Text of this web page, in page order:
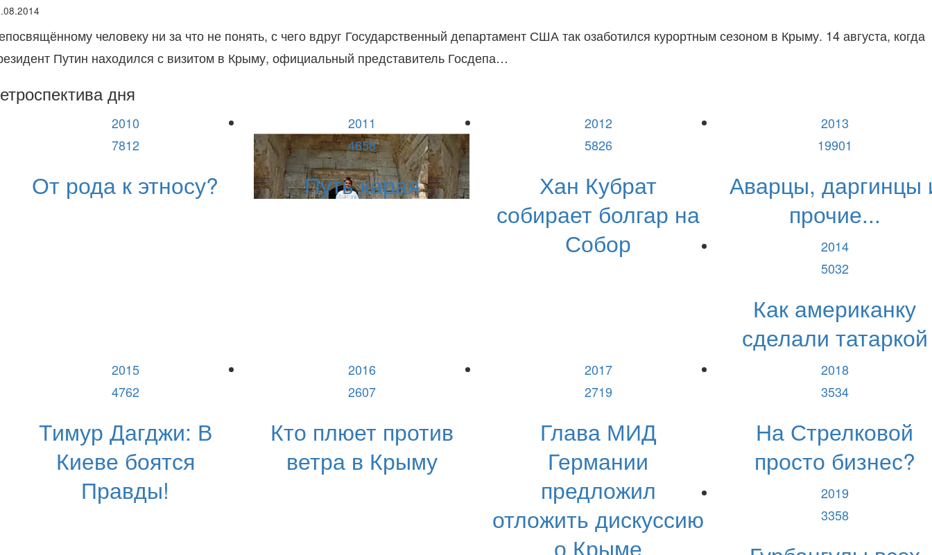
человеку ни за что не понять, с чего вдруг Государственный департамент США так озаботился курортным сезоном в Крыму. 14 августа, когда
Путин находился с визитом в Крыму, официальный представитель Госдепа…
дня
2010
7812
От рода к этносу?
2011
4658
Путь карая
2012
5826
Хан Кубрат
собирает болгар на
Собор
2013
19901
Аварцы, даргинцы
прочие...
2014
5032
Как американку
сделали татаркой
2015
4762
Тимур Дагджи: В
Киеве боятся
Правды!
2016
2607
Кто плюет против
ветра в Крыму
2017
2719
Глава МИД
Германии
предложил
отложить дискуссию
о Крыме
2018
3534
На Стрелковой
просто бизнес?
2019
3358